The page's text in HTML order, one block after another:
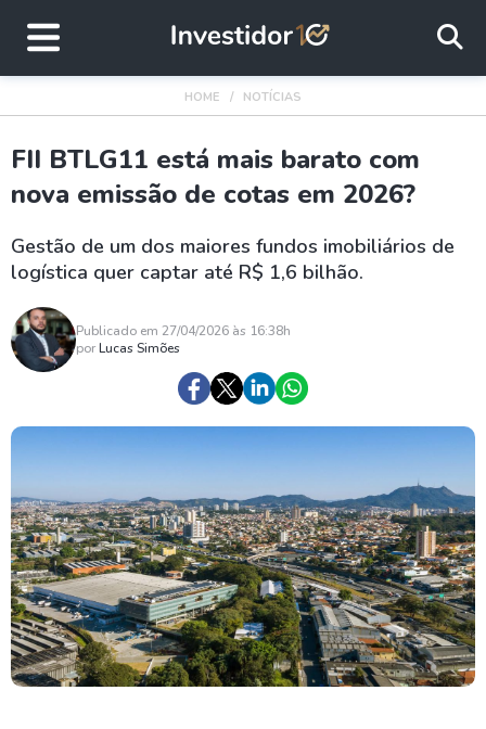
HOME NOTÍCIAS
FII BTLG11 está mais barato com
nova emissão de cotas em 2026?
Gestão de um dos maiores fundos imobiliários de
logística quer captar até R$ 1,6 bilhão.
Publicado em 27/04/2026 às 16:38h
porLucas Simões